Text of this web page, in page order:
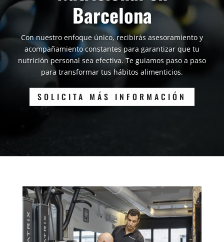
Barcelona
Con nuestro enfoque único, recibirás asesoramiento y
acompañamiento constantes para garantizar que tu
nutrición personal sea efectiva. Te guiamos paso a paso
para transformar tus hábitos alimenticios.
SOLICITA MÁS INFORMACIÓN